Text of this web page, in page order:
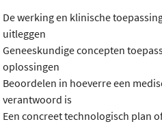
De werking en klinische
uitleggen
Geneeskundige concepten
oplossingen
Beoordelen in hoeverre een
verantwoord is
Een concreet technologisch plan